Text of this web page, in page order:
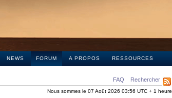
NEWS FORUM A PROPOS RESSOURCES
FAQ Rechercher
Nous sommes le 07 Août 2026 03:56 UTC + 1 heure